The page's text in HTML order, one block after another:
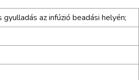
az infúzió beadási helyén;